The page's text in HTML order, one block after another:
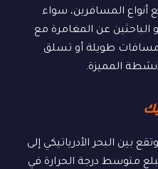
أنواع المسافرين، سواء
الباحثين عن المغامرة مع
طويلة أو تسلق
المميزة.
بين البحر الأدرياتيكي إلى
متوسط درجة الحرارة في